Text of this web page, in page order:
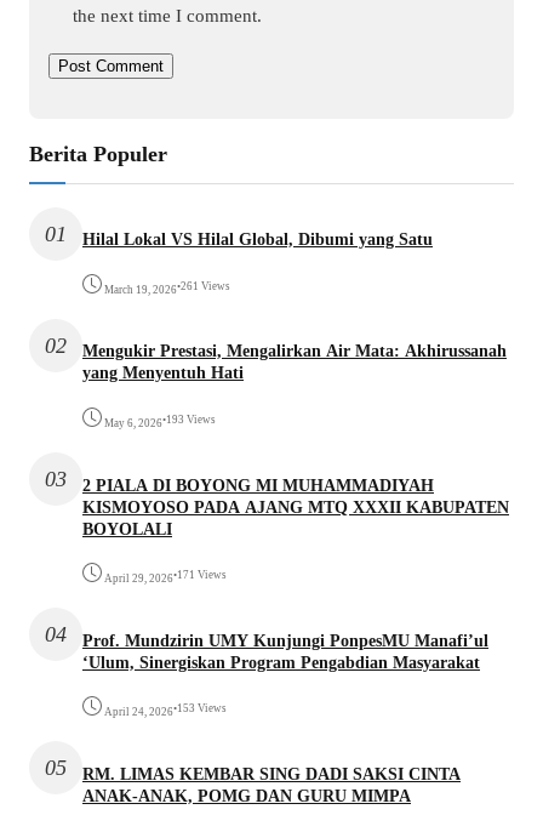
the next time I comment.
Berita Populer
01 Hilal Lokal VS Hilal Global, Dibumi yang Satu
March 19, 2026•261 Views
02
Mengukir Prestasi, Mengalirkan Air Mata: Akhirussanah
yang Menyentuh Hati
May 6, 2026•193 Views
03
2 PIALA DI BOYONG MI MUHAMMADIYAH
KISMOYOSO PADA AJANG MTQ XXXII KABUPATEN
BOYOLALI
April 29, 2026•171 Views
04
Prof. Mundzirin UMY Kunjungi PonpesMU Manafi’ul
‘Ulum, Sinergiskan Program Pengabdian Masyarakat
April 24, 2026•153 Views
05
RM. LIMAS KEMBAR SING DADI SAKSI CINTA
ANAK-ANAK, POMG DAN GURU MIMPA